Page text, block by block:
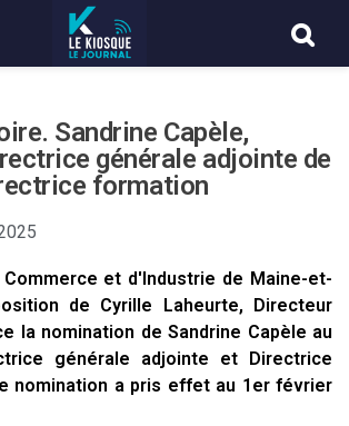
Sandrine Capèle,
générale adjointe de
formation
Commerce et d'Industrie de Maine-et-
de Cyrille Laheurte, Directeur
la nomination de Sandrine Capèle au
générale adjointe et Directrice
nomination a pris effet au 1er février